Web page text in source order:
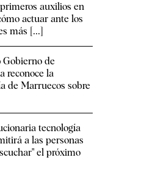
auxilios en
actuar ante los
más [...]
Gobierno de
reconoce la
de Marruecos sobre
tecnología
a las personas
el próximo